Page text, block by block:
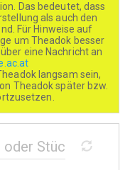
Das bedeutet, dass
als auch den
Für Hinweise auf
um Theadok besser
eine Nachricht an
langsam sein,
Theadok später bzw.